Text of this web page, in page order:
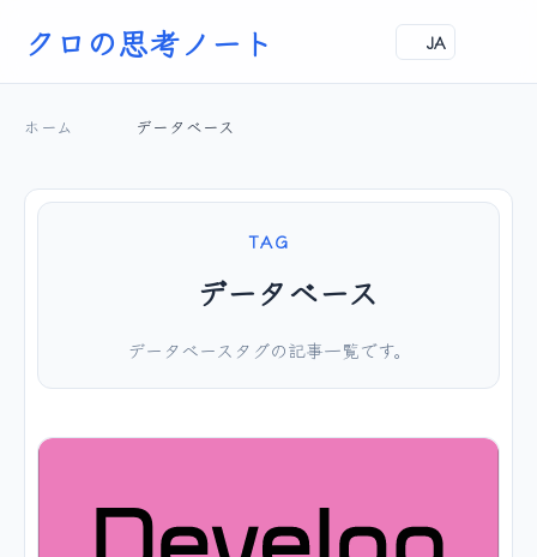
クロの思考ノート JA
ホーム データベース
TAG
データベース
データベースタグの記事一覧です。